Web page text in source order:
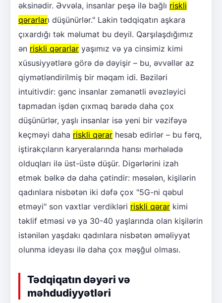
əksinədir. Əvvəla, insanlar peşə ilə bağlı riskli
qərarları düşünürlər." Lakin tədqiqatın aşkara
çıxardığı tək məlumat bu deyil. Qarşılaşdığımız
ən riskli qərarlar yaşımız və ya cinsimiz kimi
xüsusiyyətlərə görə də dəyişir – bu, əvvəllər az
qiymətləndirilmiş bir məqam idi. Bəziləri
intuitivdir: gənc insanlar zəmanətli əvəzləyici
tapmadan işdən çıxmaq barədə daha çox
düşünürlər, yaşlı insanlar isə yeni bir vəzifəyə
keçməyi daha riskli qərar hesab edirlər – bu fərq,
iştirakçıların karyeralarında hansı mərhələdə
olduqları ilə üst-üstə düşür. Digərlərini izah
etmək bəlkə də daha çətindir: məsələn, kişilərin
qadınlara nisbətən iki dəfə çox "5G-ni qəbul
etməyi" son vaxtlar verdikləri riskli qərar kimi
təklif etməsi və ya 30-40 yaşlarında olan kişilərin
istənilən yaşdakı qadınlara nisbətən əməliyyat
olunma ideyası ilə daha çox məşğul olması.
Tədqiqatın dəyəri və
məhdudiyyətləri